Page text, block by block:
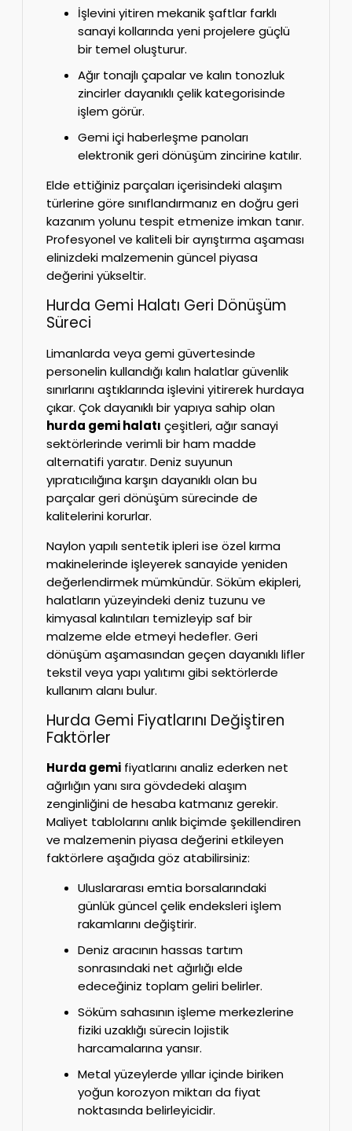
İşlevini yitiren mekanik şaftlar farklı
sanayi kollarında yeni projelere güçlü
bir temel oluşturur.
Ağır tonajlı çapalar ve kalın tonozluk
zincirler dayanıklı çelik kategorisinde
işlem görür.
Gemi içi haberleşme panoları
elektronik geri dönüşüm zincirine katılır.
Elde ettiğiniz parçaları içerisindeki alaşım
türlerine göre sınıflandırmanız en doğru geri
kazanım yolunu tespit etmenize imkan tanır.
Profesyonel ve kaliteli bir ayrıştırma aşaması
elinizdeki malzemenin güncel piyasa
değerini yükseltir.
Hurda Gemi Halatı Geri Dönüşüm
Süreci
Limanlarda veya gemi güvertesinde
personelin kullandığı kalın halatlar güvenlik
sınırlarını aştıklarında işlevini yitirerek hurdaya
çıkar. Çok dayanıklı bir yapıya sahip olan
hurda gemi halatı çeşitleri, ağır sanayi
sektörlerinde verimli bir ham madde
alternatifi yaratır. Deniz suyunun
yıpratıcılığına karşın dayanıklı olan bu
parçalar geri dönüşüm sürecinde de
kalitelerini korurlar.
Naylon yapılı sentetik ipleri ise özel kırma
makinelerinde işleyerek sanayide yeniden
değerlendirmek mümkündür. Söküm ekipleri,
halatların yüzeyindeki deniz tuzunu ve
kimyasal kalıntıları temizleyip saf bir
malzeme elde etmeyi hedefler. Geri
dönüşüm aşamasından geçen dayanıklı lifler
tekstil veya yapı yalıtımı gibi sektörlerde
kullanım alanı bulur.
Hurda Gemi Fiyatlarını Değiştiren
Faktörler
Hurda gemi fiyatlarını analiz ederken net
ağırlığın yanı sıra gövdedeki alaşım
zenginliğini de hesaba katmanız gerekir.
Maliyet tablolarını anlık biçimde şekillendiren
ve malzemenin piyasa değerini etkileyen
faktörlere aşağıda göz atabilirsiniz:
Uluslararası emtia borsalarındaki
günlük güncel çelik endeksleri işlem
rakamlarını değiştirir.
Deniz aracının hassas tartım
sonrasındaki net ağırlığı elde
edeceğiniz toplam geliri belirler.
Söküm sahasının işleme merkezlerine
fiziki uzaklığı sürecin lojistik
harcamalarına yansır.
Metal yüzeylerde yıllar içinde biriken
yoğun korozyon miktarı da fiyat
noktasında belirleyicidir.